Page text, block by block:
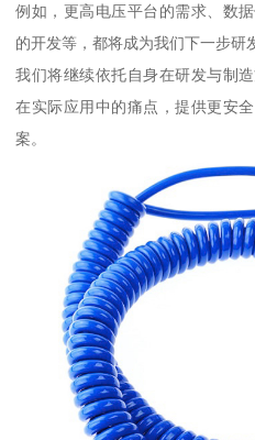
例如，更高电压平台的需求、数
的开发等，都将成为我们下一步研
我们将继续依托自身在研发与制
在实际应用中的痛点，提供更安
案。